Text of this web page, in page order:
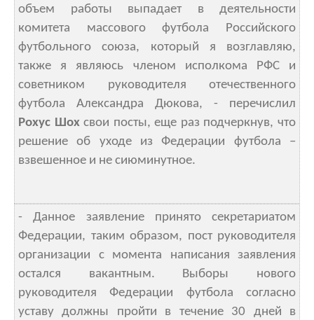
объем работы выпадает в деятельности
комитета массового футбола Российского
футбольного союза, который я возглавляю,
также я являюсь членом исполкома РФС и
советником руководителя отечественного
футбола Александра Дюкова, - перечислил
Рохус Шохсвои посты, еще раз подчеркнув, что
решение об уходе из Федерации футбола –
взвешенное и не сиюминутное.
- Данное заявление принято секретариатом
Федерации, таким образом, пост руководителя
организации с момента написания заявления
остался вакантным. Выборы нового
руководителя Федерации футбола согласно
уставу должны пройти в течение 30 дней в